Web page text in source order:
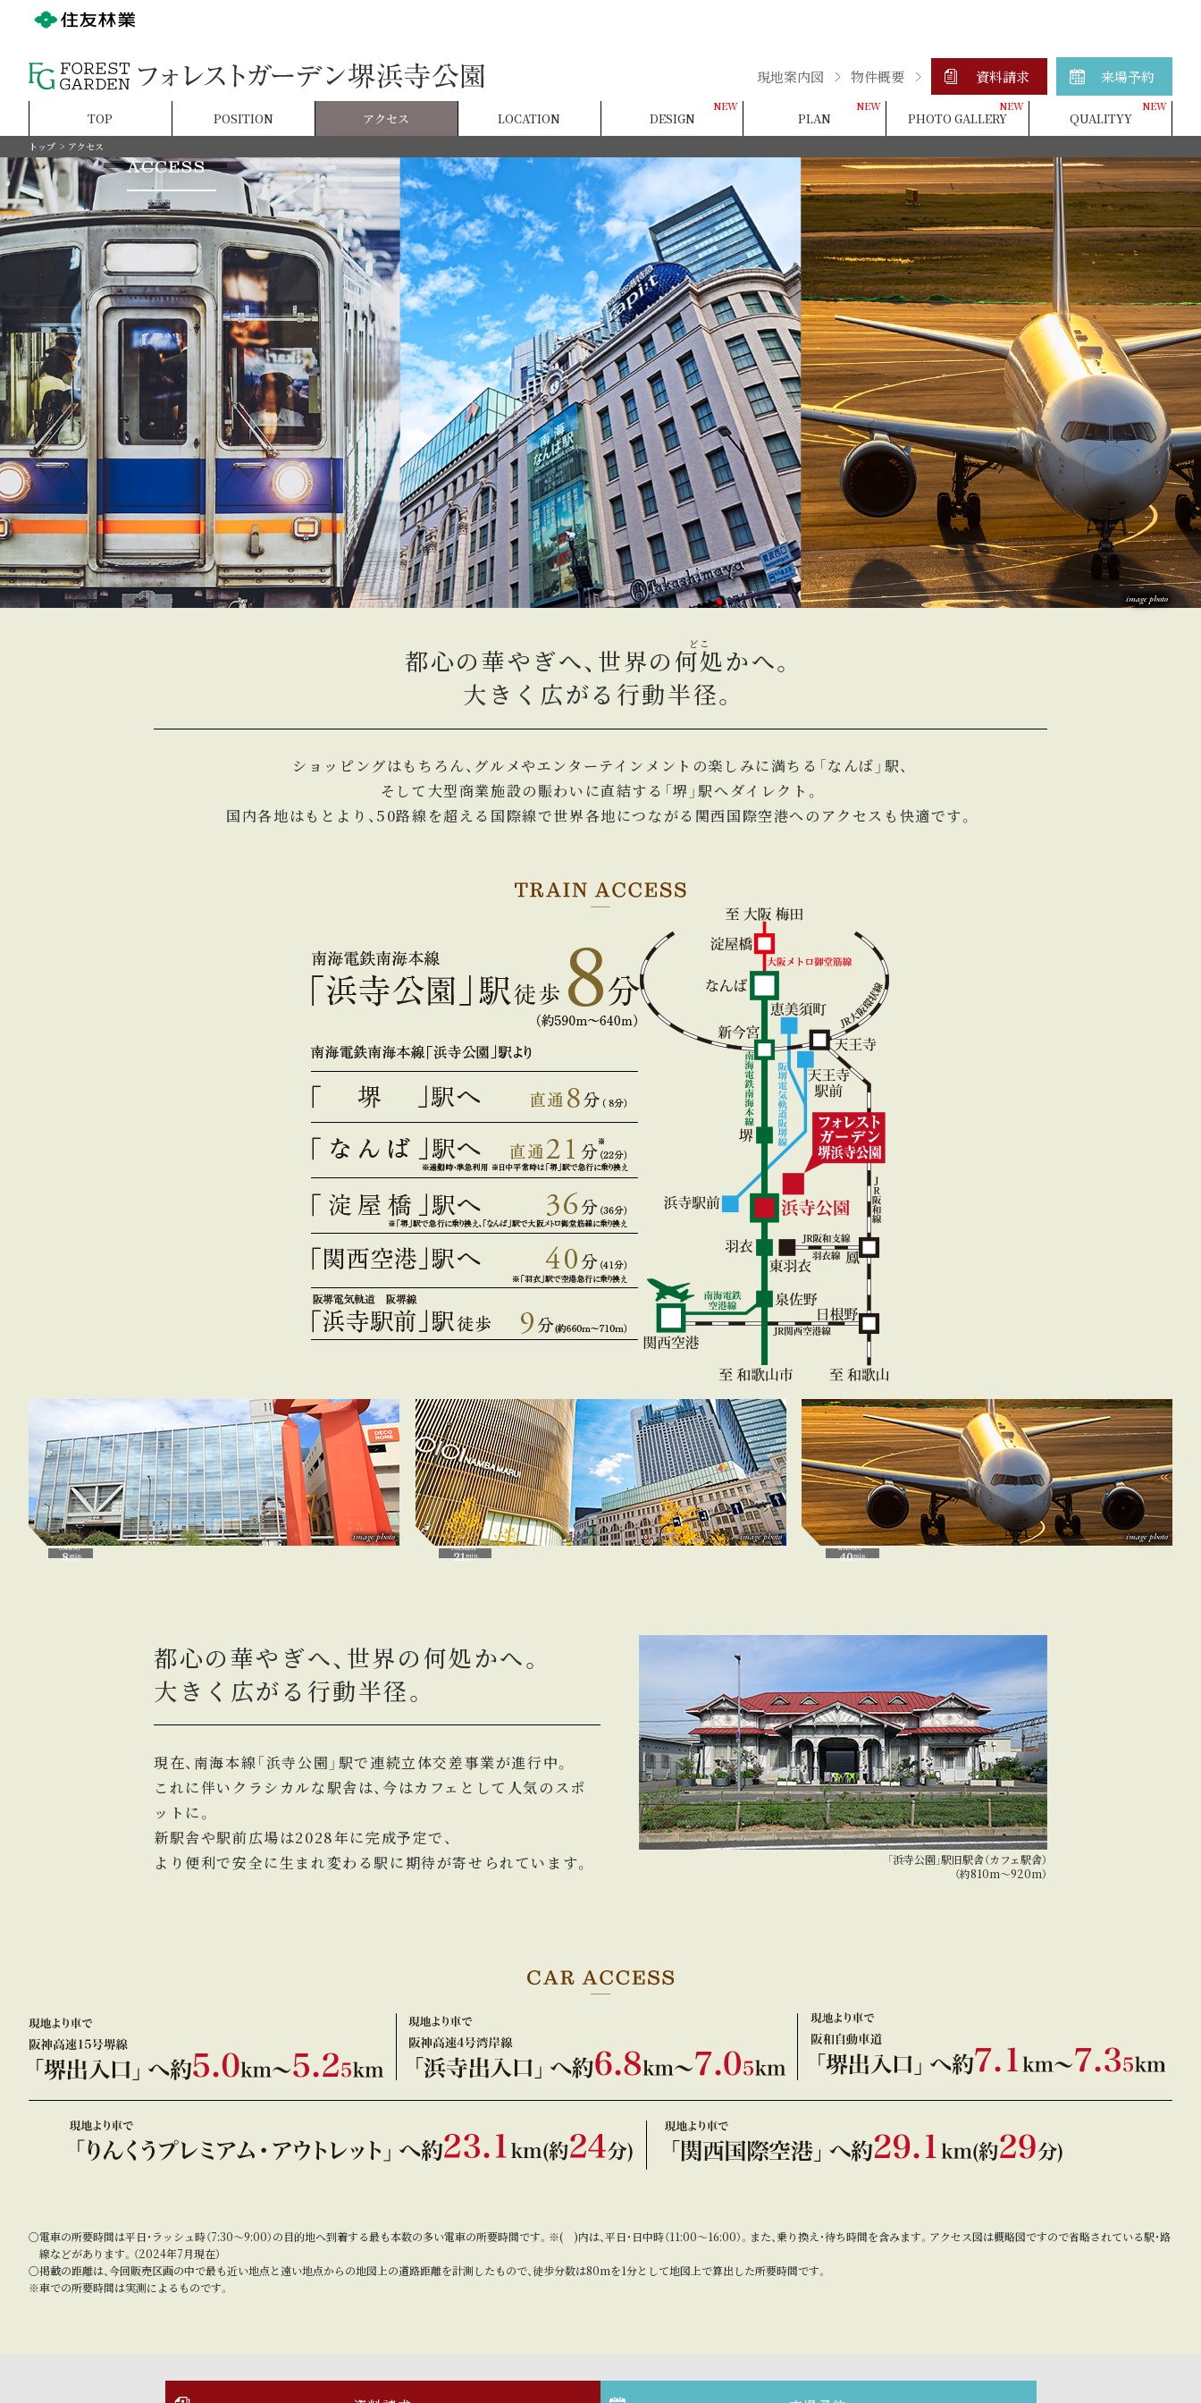
現地案内図 物件概要 資料請求 来場予約
TOP POSITION アクセス LOCATION DESIGN PLAN PHOTO GALLERY QUALITYY
トップ アクセス
image photo
都心の華やぎへ、世界の何処
どこ
かへ。
大きく広がる行動半径。
ショッピングはもちろん、グルメやエンターテインメントの楽しみに満ちる「なんば」駅、
そして大型商業施設の賑わいに直結する「堺」駅へダイレクト。
国内各地はもとより、50路線を超える国際線で世界各地につながる関西国際空港へのアクセスも快適です。
image photo image photo image photo
都心の華やぎへ、世界の何処かへ。
大きく広がる行動半径。
現在、南海本線「浜寺公園」駅で連続立体交差事業が進行中。
これに伴いクラシカルな駅舎は、今はカフェとして人気のスポ
ットに。
新駅舎や駅前広場は2028年に完成予定で、
より便利で安全に生まれ変わる駅に期待が寄せられています。
「浜寺公園」駅旧駅舎（カフェ駅舎）
（約810m～920m）
○電車の所要時間は平日・ラッシュ時（7:30～9:00）の目的地へ到着する最も本数の多い電車の所要時間です。※( )内は、平日・日中時（11:00～16:00）。また、乗り換え・待ち時間を含みます。アクセス図は概略図ですので省略されている駅・路
線などがあります。（2024年7月現在）
○掲載の距離は、今回販売区画の中で最も近い地点と遠い地点からの地図上の道路距離を計測したもので、徒歩分数は80mを1分として地図上で算出した所要時間です。
※車での所要時間は実測によるものです。